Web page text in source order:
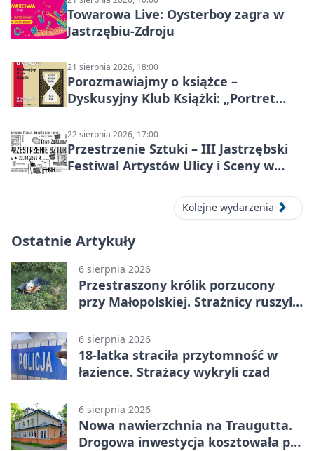
Towarowa Live: Oysterboy zagra w
Jastrzębiu-Zdroju
21 sierpnia 2026, 18:00
Porozmawiajmy o książce –
Dyskusyjny Klub Książki: „Portret
22 sierpnia 2026, 17:00
Przestrzenie Sztuki – III Jastrzębski
Festiwal Artystów Ulicy i Sceny w
Kolejne wydarzenia
Ostatnie Artykuły
6 sierpnia 2026
Przestraszony królik porzucony
przy Małopolskiej. Strażnicy ruszyli
6 sierpnia 2026
18-latka straciła przytomność w
łazience. Strażacy wykryli czad
6 sierpnia 2026
Nowa nawierzchnia na Traugutta.
Drogowa inwestycja kosztowała pół